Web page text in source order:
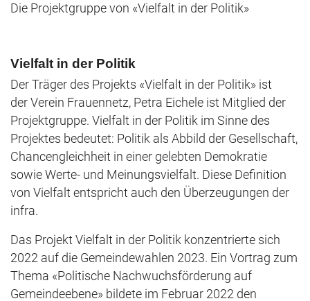
Die Projektgruppe von «Vielfalt in der Politik»
Vielfalt in der Politik
Der Träger des Projekts «Vielfalt in der Politik» ist
der Verein Frauennetz, Petra Eichele ist Mitglied der
Projektgruppe. Vielfalt in der Politik im Sinne des
Projektes bedeutet: Politik als Abbild der Gesellschaft,
Chancengleichheit in einer gelebten Demokratie
sowie Werte- und Meinungsvielfalt. Diese Definition
von Vielfalt entspricht auch den Überzeugungen der
infra.
Das Projekt Vielfalt in der Politik konzentrierte sich
2022 auf die Gemeindewahlen 2023. Ein Vortrag zum
Thema «Politische Nachwuchsförderung auf
Gemeindeebene» bildete im Februar 2022 den